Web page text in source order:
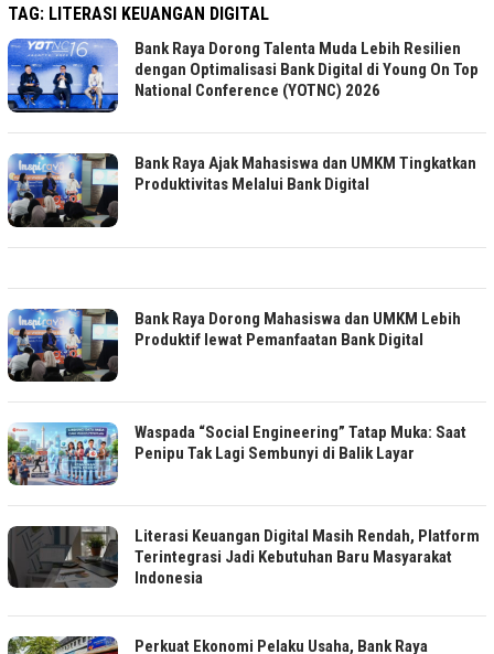
TAG: LITERASI KEUANGAN DIGITAL
Bank Raya Dorong Talenta Muda Lebih Resilien
dengan Optimalisasi Bank Digital di Young On Top
National Conference (YOTNC) 2026
Bank Raya Ajak Mahasiswa dan UMKM Tingkatkan
Produktivitas Melalui Bank Digital
Bank Raya Dorong Mahasiswa dan UMKM Lebih
Produktif lewat Pemanfaatan Bank Digital
Waspada “Social Engineering” Tatap Muka: Saat
Penipu Tak Lagi Sembunyi di Balik Layar
Literasi Keuangan Digital Masih Rendah, Platform
Terintegrasi Jadi Kebutuhan Baru Masyarakat
Indonesia
Perkuat Ekonomi Pelaku Usaha, Bank Raya